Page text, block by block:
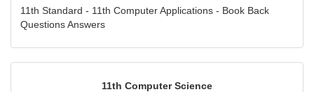
11th Standard - 11th Computer Applications - Book Back
Questions Answers
11th Computer Science